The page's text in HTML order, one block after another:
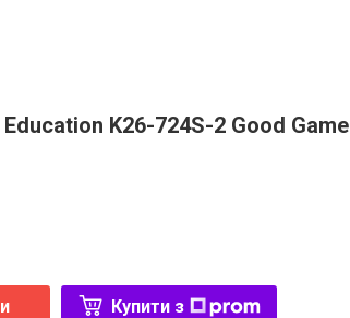
K26-724S-2 Good Game
Купити з